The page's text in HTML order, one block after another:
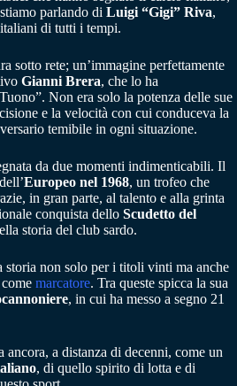
parlando di Luigi “Gigi” Riva,
di tutti i tempi.
sotto rete; un’immagine perfettamente
Gianni Brera, che lo ha
Non era solo la potenza delle sue
e la velocità con cui conduceva la
temibile in ogni situazione.
da due momenti indimenticabili. Il
Europeo nel 1968, un trofeo che
in gran parte, al talento e alla grinta
conquista dello Scudetto del
storia del club sardo.
storia non solo per i titoli vinti ma anche
marcatore. Tra queste spicca la sua
, in cui ha messo a segno 21
a distanza di decenni, come un
, di quello spirito di lotta e di